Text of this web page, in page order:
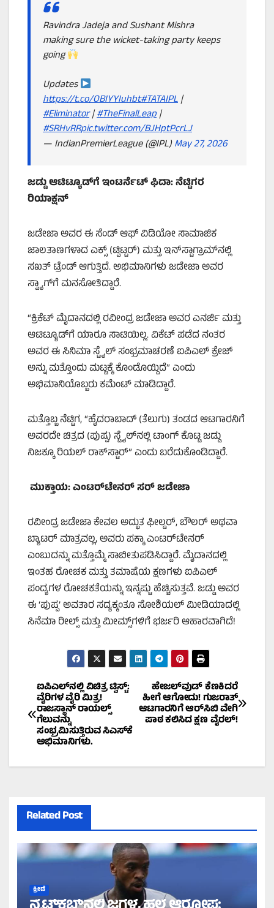
Ravindra Jadeja and Sushant Mishra
making sure the wicket-taking party keeps
going
Updates
https://t.co/OBIYYIuhbt#TATAIPL|
#Eliminator|#TheFinalLeap|
#SRHvRRpic.twitter.com/BJHptPcrLJ
— IndianPremierLeague (@IPL)May 27, 2026
ಜಡ್ಡು ಆಟಿಟ್ಯೂಡ್‌ಗೆ ಇಂಟರ್ನೆಟ್ ಫಿದಾ: ನೆಟ್ಟಿಗರ
ರಿಯಾಕ್ಷನ್
ಜಡೇಜಾ ಅವರ ಈ ಸೆಂಡ್ ಆಫ್ ವಿಡಿಯೋ ಸಾಮಾಜಿಕ
ಜಾಲತಾಣಗಳಾದ ಎಕ್ಸ್ (ಟ್ವಿಟ್ಟರ್) ಮತ್ತು ಇನ್‌ಸ್ಟಾಗ್ರಾಮ್‌ನಲ್ಲಿ
ಸಖತ್ ಟ್ರೆಂಡ್ ಆಗುತ್ತಿದೆ. ಅಭಿಮಾನಿಗಳು ಜಡೇಜಾ ಅವರ
ಸ್ವ್ಯಾಗ್‌ಗೆ ಮನಸೋತಿದ್ದಾರೆ.
“ಕ್ರಿಕೆಟ್ ಮೈದಾನದಲ್ಲಿ ರವೀಂದ್ರ ಜಡೇಜಾ ಅವರ ಎನರ್ಜಿ ಮತ್ತು
ಆಟಿಟ್ಯೂಡ್‌ಗೆ ಯಾರೂ ಸಾಟಿಯಿಲ್ಲ. ವಿಕೆಟ್ ಪಡೆದ ನಂತರ
ಅವರ ಈ ಸಿನಿಮಾ ಸ್ಟೈಲ್ ಸಂಭ್ರಮಾಚರಣೆ ಐಪಿಎಲ್ ಕ್ರೇಜ್
ಅನ್ನು ಮತ್ತೊಂದು ಮಟ್ಟಕ್ಕೆ ಕೊಂಡೊಯ್ದಿದೆ” ಎಂದು
ಅಭಿಮಾನಿಯೊಬ್ಬರು ಕಮೆಂಟ್ ಮಾಡಿದ್ದಾರೆ.
ಮತ್ತೊಬ್ಬ ನೆಟ್ಟಿಗ, “ಹೈದರಾಬಾದ್ (ತೆಲುಗು) ತಂಡದ ಆಟಗಾರನಿಗೆ
ಅವರದೇ ಚಿತ್ರದ (ಪುಷ್ಪ) ಸ್ಟೈಲ್‌ನಲ್ಲಿ ಟಾಂಗ್ ಕೊಟ್ಟ ಜಡ್ಡು
ನಿಜಕ್ಕೂ ರಿಯಲ್ ರಾಕ್‌ಸ್ಟಾರ್” ಎಂದು ಬರೆದುಕೊಂಡಿದ್ದಾರೆ.
ಮುಕ್ತಾಯ: ಎಂಟರ್‌ಟೇನರ್ ಸರ್ ಜಡೇಜಾ
ರವೀಂದ್ರ ಜಡೇಜಾ ಕೇವಲ ಅದ್ಭುತ ಫೀಲ್ಡರ್, ಬೌಲರ್ ಅಥವಾ
ಬ್ಯಾಟರ್ ಮಾತ್ರವಲ್ಲ, ಅವರು ಪಕ್ಕಾ ಎಂಟರ್‌ಟೇನರ್
ಎಂಬುದನ್ನು ಮತ್ತೊಮ್ಮೆ ಸಾಬೀತುಪಡಿಸಿದ್ದಾರೆ. ಮೈದಾನದಲ್ಲಿ
ಇಂತಹ ರೋಚಕ ಮತ್ತು ತಮಾಷೆಯ ಕ್ಷಣಗಳು ಐಪಿಎಲ್
ಪಂದ್ಯಗಳ ರೋಚಕತೆಯನ್ನು ಇನ್ನಷ್ಟು ಹೆಚ್ಚಿಸುತ್ತವೆ. ಜಡ್ಡು ಅವರ
ಈ ‘ಪುಷ್ಪ’ ಅವತಾರ ಸದ್ಯಕ್ಕಂತೂ ಸೋಶಿಯಲ್ ಮೀಡಿಯಾದಲ್ಲಿ
ಸಿನೆಮಾ ರೀಲ್ಸ್ ಮತ್ತು ಮೀಮ್ಸ್‌ಗಳಿಗೆ ಭರ್ಜರಿ ಆಹಾರವಾಗಿದೆ!
Post
navigation
ಹೇಜಲ್‌ವುಡ್ ಕೆಣಕಿದರೆ
ಹೀಗೆ ಆಗೋದು! ಗುಜರಾತ್
ಆಟಗಾರನಿಗೆ ಆರ್‌ಸಿಬಿ ವೇಗಿ
ಪಾಠ ಕಲಿಸಿದ ಕ್ಷಣ ವೈರಲ್!
ಐಪಿಎಲ್‌ನಲ್ಲಿ ವಿಚಿತ್ರ ಟ್ವಿಸ್ಟ್:
ವೈರಿಗಳ ವೈರಿ ಮಿತ್ರ!
ರಾಜಸ್ಥಾನ್ ರಾಯಲ್ಸ್
ಗೆಲುವನ್ನು
ಸಂಭ್ರಮಿಸುತ್ತಿರುವ ಸಿಎಸ್‌ಕೆ
ಅಭಿಮಾನಿಗಳು.
Related Post
ಕ್ರೀಡೆ